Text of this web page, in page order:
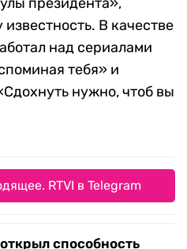
В качестве
над сериалами
тебя» и
нужно, чтоб вы
RTVI в Telegram
способность